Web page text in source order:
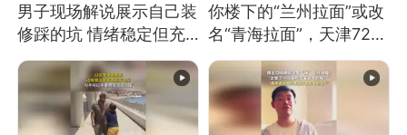
男子现场解说展示自己装
修踩的坑 情绪稳定但充
满无奈 每处都有精心设
计 但每处都有瑕疵 网
友：一开始我没笑 但看
到洗手盆我没绷住
你楼下的“兰州拉面”或改
名“青海拉面”，天津72家
面馆已集体更换招牌